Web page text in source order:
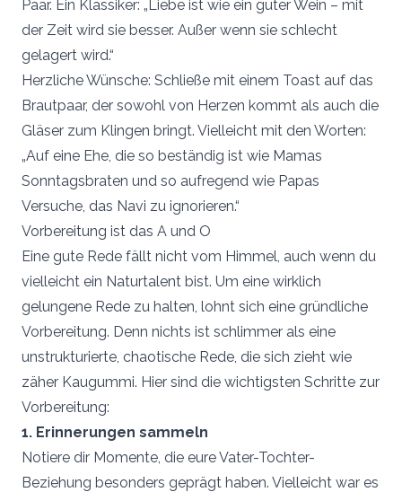
Paar. Ein Klassiker: „Liebe ist wie ein guter Wein – mit
der Zeit wird sie besser. Außer wenn sie schlecht
gelagert wird.“
Herzliche Wünsche: Schließe mit einem Toast auf das
Brautpaar, der sowohl von Herzen kommt als auch die
Gläser zum Klingen bringt. Vielleicht mit den Worten:
„Auf eine Ehe, die so beständig ist wie Mamas
Sonntagsbraten und so aufregend wie Papas
Versuche, das Navi zu ignorieren.“
Vorbereitung ist das A und O
Eine gute Rede fällt nicht vom Himmel, auch wenn du
vielleicht ein Naturtalent bist. Um eine wirklich
gelungene Rede zu halten, lohnt sich eine gründliche
Vorbereitung. Denn nichts ist schlimmer als eine
unstrukturierte, chaotische Rede, die sich zieht wie
zäher Kaugummi. Hier sind die wichtigsten Schritte zur
Vorbereitung:
1. Erinnerungen sammeln
Notiere dir Momente, die eure Vater-Tochter-
Beziehung besonders geprägt haben. Vielleicht war es